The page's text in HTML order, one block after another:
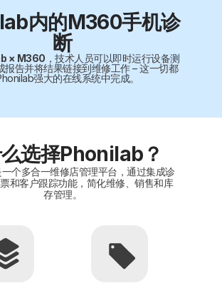
内的M360手机诊
断
× M360 ，技术人员可以即时运行设备测
报告并将结果链接到维修工作 – 这一切都
强大的在线系统中完成。
选择Phonilab？
一个多合一维修店管理平台，通过集成诊
和客户跟踪功能，简化维修、销售和库
存管理。